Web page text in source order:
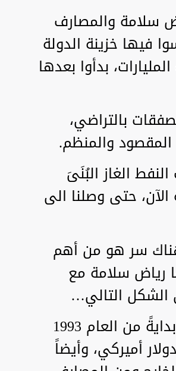
سلامة والمصارف
فيها خزينة الدولة
بدأوا بعدها
بالتراضي،
والمنظم.
الغاز البُنَىَ
حتى وصلنا الى
سر هو من أهم
رياض سلامة مع
الشكل التالي…
جمعت الدولة اللبنانية ضرائب من جيوب الناس بدايةً من العام 1993
مهولاً بلغ بالضبط 149 مليار دولار أميركي، وأيضاً